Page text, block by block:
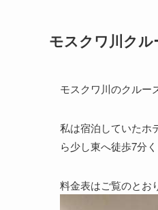
モスクワ川ク
モスクワ川のクルー
私は宿泊していたホ
ら少し東へ徒歩7分
料金表はご覧のとお